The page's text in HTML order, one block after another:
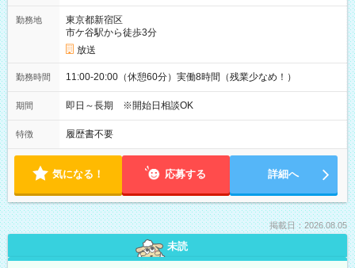
勤務地
東京都新宿区
市ケ谷駅から徒歩3分
放送
勤務時間 11:00-20:00（休憩60分）実働8時間（残業少なめ！）
期間 即日～長期 ※開始日相談OK
特徴 履歴書不要
気になる！ 応募する 詳細へ
掲載日：2026.08.05
未読